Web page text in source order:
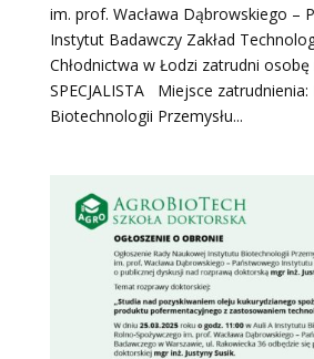
im. prof. Wacława Dąbrowskiego –
Instytut Badawczy Zakład
Chłodnictwa w Łodzi zatrudni
SPECJALISTA Miejsce
Biotechnologii Przemysłu...